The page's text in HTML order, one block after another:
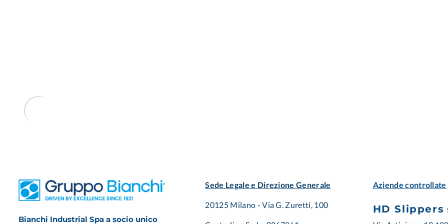
Bianchi Industrial Spa a socio unico
Sede Legale e Direzione Generale
20125 Milano - Via G. Zuretti, 100
Aziende controllate
HD Slippers